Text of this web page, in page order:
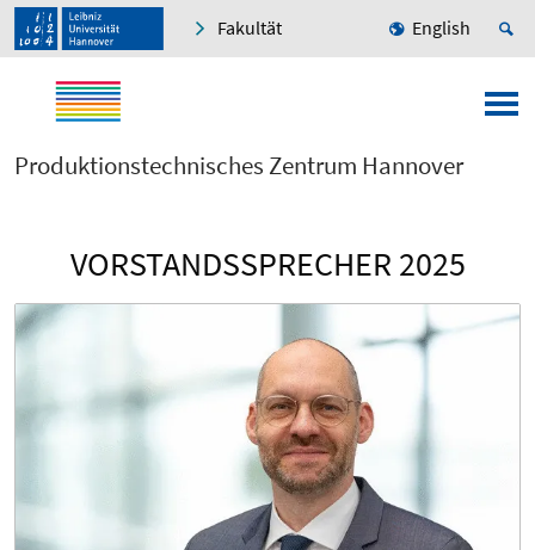
Fakultät English
Produktionstechnisches Zentrum Hannover
VORSTANDSSPRECHER 2025